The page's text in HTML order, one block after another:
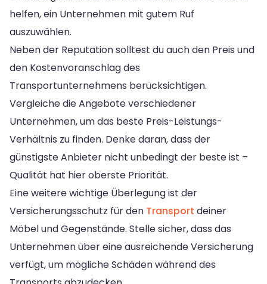
helfen, ein Unternehmen mit gutem Ruf
auszuwählen.
Neben der Reputation solltest du auch den Preis und
den Kostenvoranschlag des
Transportunternehmens berücksichtigen.
Vergleiche die Angebote verschiedener
Unternehmen, um das beste Preis-Leistungs-
Verhältnis zu finden. Denke daran, dass der
günstigste Anbieter nicht unbedingt der beste ist –
Qualität hat hier oberste Priorität.
Eine weitere wichtige Überlegung ist der
Versicherungsschutz für den Transport deiner
Möbel und Gegenstände. Stelle sicher, dass das
Unternehmen über eine ausreichende Versicherung
verfügt, um mögliche Schäden während des